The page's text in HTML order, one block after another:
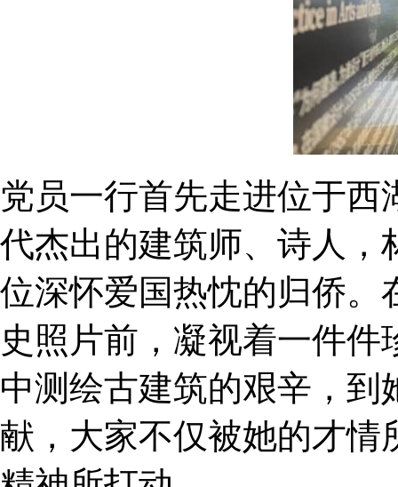
党员一行首先走进位于
代杰出的建筑师、诗人，
位深怀爱国热忱的归侨。
史照片前，凝视着一件
中测绘古建筑的艰辛，
献，大家不仅被她的才情